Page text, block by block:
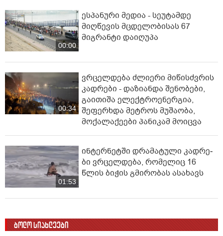
00:00
ესპანური მედია - სეუტამდე
მიღწევის მცდელობისას 67
მიგრანტი დაიღუპა
00:34
ვრცელდება ძლიერი მიწისძვრის
კადრები - დაზიანდა შენობები,
გაითიშა ელექტროენერგია,
შეფერხდა მეტროს მუშაობა,
მოქალაქეები პანიკამ მოიცვა
01:53
ინ­ტერ­ნეტ­ში დრა­მა­ტუ­ლი კად­რე­
ბი ვრცელდება, რომელიც 16
წლის ბიჭის გმირობას ასახავს
ბოლო სიახლეები